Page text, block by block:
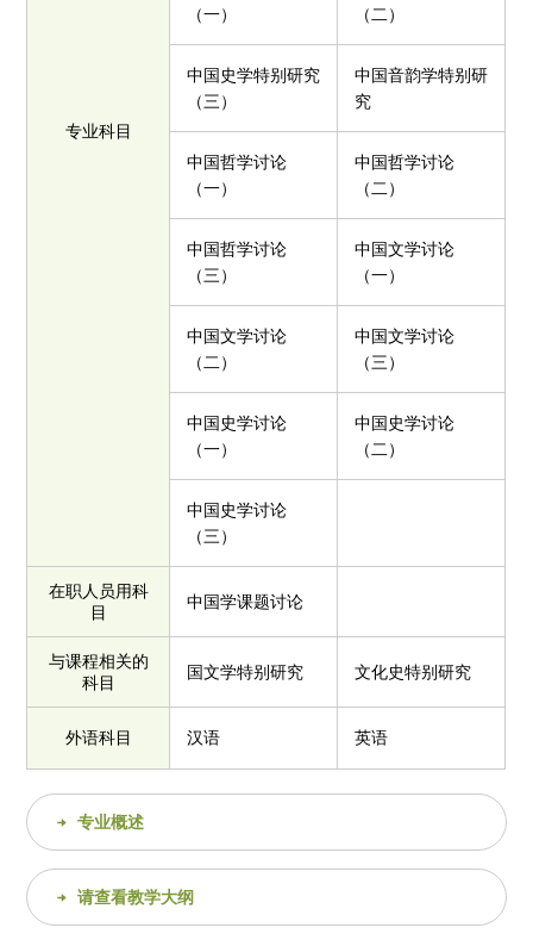
专业科目
（一）
（二）
中国史学特别研究
（三）
中国音韵学特别研
究
中国哲学讨论
（一）
中国哲学讨论
（二）
中国哲学讨论
（三）
中国文学讨论
（一）
中国文学讨论
（二）
中国文学讨论
（三）
中国史学讨论
（一）
中国史学讨论
（二）
中国史学讨论
（三）
在职人员用科
目
中国学课题讨论
与课程相关的
科目
国文学特别研究 文化史特别研究
外语科目 汉语 英语
专业概述
请查看教学大纲